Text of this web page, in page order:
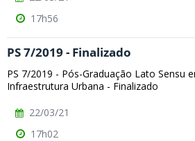
17h56
PS 7/2019 - Finalizado
PS 7/2019 - Pós-Graduação Lato Sensu
Infraestrutura Urbana - Finalizado
22/03/21
17h02